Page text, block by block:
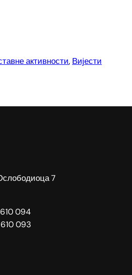
активности, Вијести
7
094
093